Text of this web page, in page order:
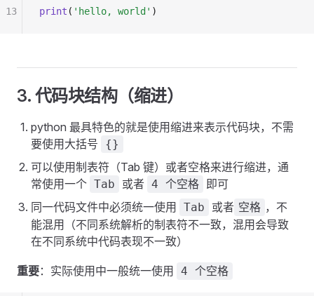
print ( 'hello, world' )
13
3. 代码块结构（缩进）
python 最具特色的就是使用缩进来表示代码块，不需
要使用大括号
{}
可以使用制表符（Tab 键）或者空格来进行缩进，通
常使用一个 Tab 或者 4 个空格 即可
同一代码文件中必须统一使用
Tab 或者 空格 ，不
能混用（不同系统解析的制表符不一致，混用会导致
在不同系统中代码表现不一致）
重要：实际使用中一般统一使用 4 个空格